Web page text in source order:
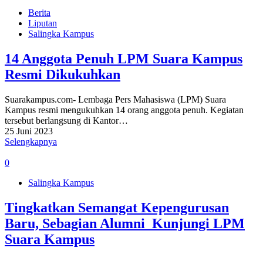
Berita
Liputan
Salingka Kampus
14 Anggota Penuh LPM Suara Kampus
Resmi Dikukuhkan
Suarakampus.com- Lembaga Pers Mahasiswa (LPM) Suara
Kampus resmi mengukuhkan 14 orang anggota penuh. Kegiatan
tersebut berlangsung di Kantor…
25 Juni 2023
Selengkapnya
0
Salingka Kampus
Tingkatkan Semangat Kepengurusan
Baru, Sebagian Alumni Kunjungi LPM
Suara Kampus